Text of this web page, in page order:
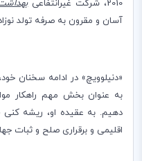
2010، شرکت غیرانتفاعی
آسان و مقرون به صرفه تولد
«دنیلوویچ» در ادامه سخنان
به عنوان بخش مهم راهکار
دهیم. به عقیده او، ریشه کنی
اقلیمی و برقراری صلح و ثبات